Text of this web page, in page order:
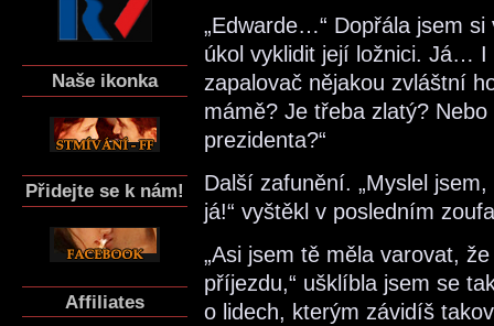
Naše ikonka
Přidejte se k nám!
Affiliates
„Edwarde…“ Dopřála jsem
úkol vyklidit její ložnici. Já…
zapalovač nějakou zvláštní
mámě? Je třeba zlatý?
prezidenta?“
Další zafunění. „Myslel
já!“ vyštěkl v posledním
„Asi jsem tě měla varovat,
příjezdu,“ ušklíbla jsem se
o lidech, kterým závidíš